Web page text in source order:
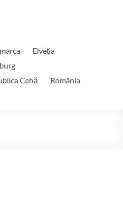
Elveția
Cehă
România